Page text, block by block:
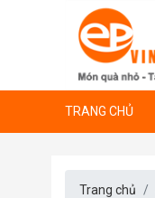
TRANG CHỦ
Trang chủ